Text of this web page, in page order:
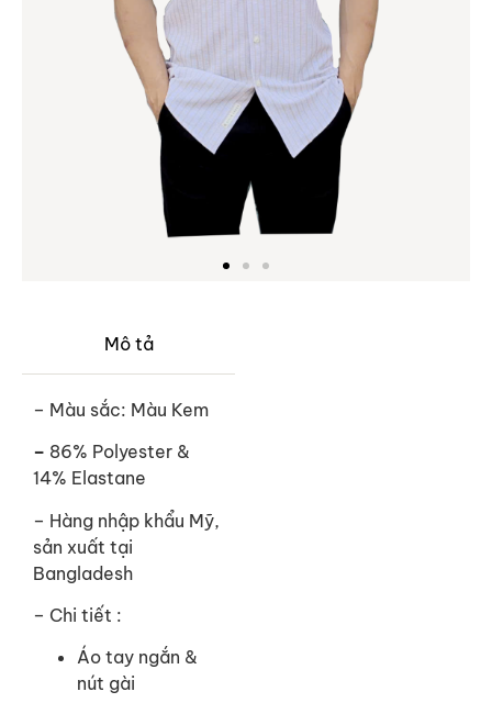
Mô tả
– Màu sắc: Màu Kem
– 86% Polyester &
14% Elastane
– Hàng nhập khẩu Mỹ,
sản xuất tại
Bangladesh
– Chi tiết :
Áo tay ngắn &
nút gài